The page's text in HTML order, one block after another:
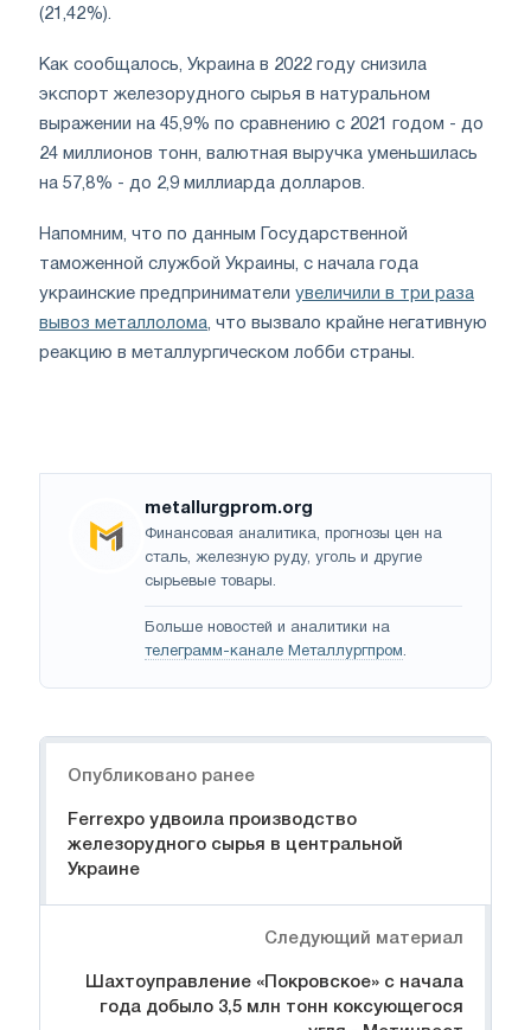
(21,42%).
Как сообщалось, Украина в 2022 году снизила
экспорт железорудного сырья в натуральном
выражении на 45,9% по сравнению с 2021 годом - до
24 миллионов тонн, валютная выручка уменьшилась
на 57,8% - до 2,9 миллиарда долларов.
Напомним, что по данным Государственной
таможенной службой Украины, с начала года
украинские предприниматели увеличили в три раза
вывоз металлолома , что вызвало крайне негативную
реакцию в металлургическом лобби страны.
metallurgprom.org
Финансовая аналитика, прогнозы цен на
сталь, железную руду, уголь и другие
сырьевые товары.
Больше новостей и аналитики на
телеграмм-канале Металлургпром.
Опубликовано ранее
Ferrexpo удвоила производство
железорудного сырья в центральной
Украине
Следующий материал
Шахтоуправление «Покровское» с начала
года добыло 3,5 млн тонн коксующегося